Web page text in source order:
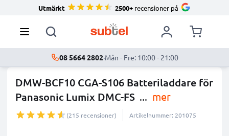
Utmärkt 2500+ recensioner på
08 5664 2802·Mån - Fre: 10:00 - 21:00
DMW-BCF10 CGA-S106 Batteriladdare för
Panasonic Lumix DMC-FS ... mer
(215 recensioner) Artikelnummer: 201075